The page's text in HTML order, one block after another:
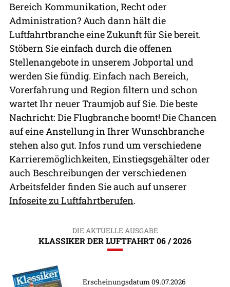
Bereich Kommunikation, Recht oder
Administration? Auch dann hält die
Luftfahrtbranche eine Zukunft für Sie bereit.
Stöbern Sie einfach durch die offenen
Stellenangebote in unserem Jobportal und
werden Sie fündig. Einfach nach Bereich,
Vorerfahrung und Region filtern und schon
wartet Ihr neuer Traumjob auf Sie. Die beste
Nachricht: Die Flugbranche boomt! Die Chancen
auf eine Anstellung in Ihrer Wunschbranche
stehen also gut. Infos rund um verschiedene
Karrieremöglichkeiten, Einstiegsgehälter oder
auch Beschreibungen der verschiedenen
Arbeitsfelder finden Sie auch auf unserer
Infoseite zu Luftfahrtberufen.
DIE AKTUELLE AUSGABE
KLASSIKER DER LUFTFAHRT 06 / 2026
Erscheinungsdatum 09.07.2026